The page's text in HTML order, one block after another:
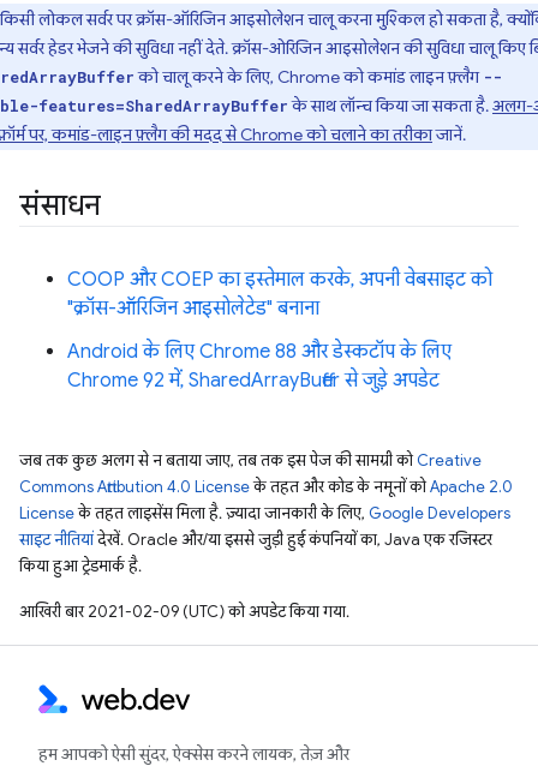
किसी लोकल सर्वर पर क्रॉस-ऑरिजिन आइसोलेशन चालू करना मुश्किल हो सकता है,
सर्वर हेडर भेजने की सुविधा नहीं देते. क्रॉस-ओरिजिन आइसोलेशन की सुविधा चालू किए
को चालू करने के लिए, Chrome को कमांड लाइन फ़्लैग --
features=SharedArrayBufferके साथ लॉन्च किया जा सकता है.अलग-
पर, कमांड-लाइन फ़्लैग की मदद से Chrome को चलाने का तरीकाजानें.
संसाधन
COOP और COEP का इस्तेमाल करके, अपनी वेबसाइट को
"क्रॉस-ऑरिजिन आइसोलेटेड" बनाना
Android के लिए Chrome 88 और डेस्कटॉप के लिए
Chrome 92 में, SharedArrayBuffer से जुड़े अपडेट
जब तक कुछ अलग से न बताया जाए, तब तक इस पेज की सामग्री कोCreative
Commons Attribution 4.0 Licenseके तहत और कोड के नमूनों कोApache 2.0
Licenseके तहत लाइसेंस मिला है. ज़्यादा जानकारी के लिए, Google Developers
साइट नीतियांदेखें. Oracle और/या इससे जुड़ी हुई कंपनियों का, Java एक रजिस्टर
किया हुआ ट्रेडमार्क है.
आखिरी बार 2021-02-09 (UTC) को अपडेट किया गया.
हम आपको ऐसी सुंदर, ऐक्सेस करने लायक, तेज़ और